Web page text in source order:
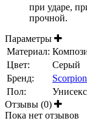
при ударе,
прочной.
Параметры
Материал:
Цвет:
Серый
Бренд:
Пол:
Унисекс
Отзывы (0)
Пока нет отзывов